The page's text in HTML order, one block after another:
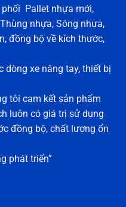
Pallet nhựa mới,
nhựa, Sóng nhựa,
đồng bộ về kích thước,
dòng xe nâng tay, thiết bị
tôi cam kết sản phẩm
luôn có giá trị sử dụng
đồng bộ, chất lượng ổn
phát triển”